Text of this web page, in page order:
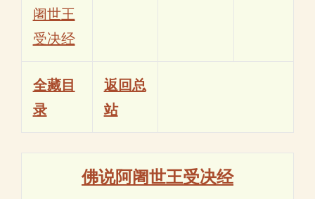
阇世王
受决经
全藏目
录
返回总
站
佛说阿阇世王受决经